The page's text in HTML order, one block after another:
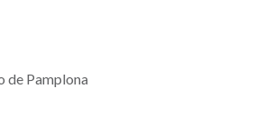
de Pamplona